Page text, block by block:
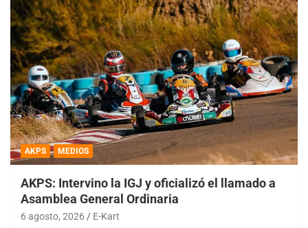
AKPS MEDIOS
AKPS: Intervino la IGJ y oficializó el llamado a
Asamblea General Ordinaria
6 agosto, 2026 E-Kart